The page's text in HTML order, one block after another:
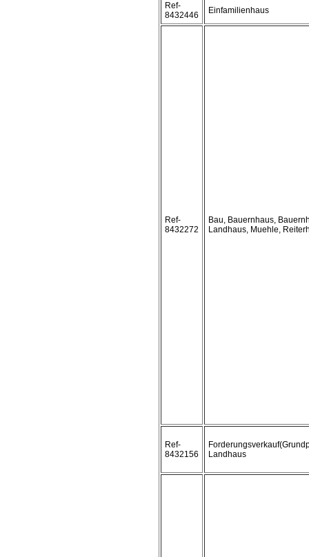
Ref-
8432446
Einfamilienhaus
Ref-
8432272
Bau, Bauernhaus,
Landhaus, Muehle,
Ref-
8432156
Landhaus